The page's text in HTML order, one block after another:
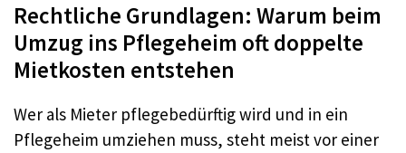
Rechtliche Grundlagen: Warum beim
Umzug ins Pflegeheim oft doppelte
Mietkosten entstehen
Wer als Mieter pflegebedürftig wird und in ein
Pflegeheim umziehen muss, steht meist vor einer